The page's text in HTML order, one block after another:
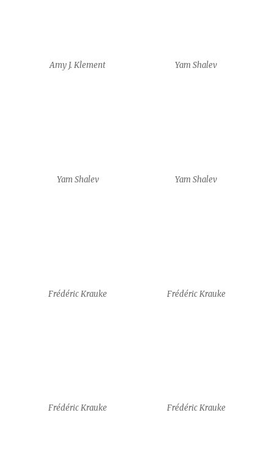
Frédéric Krauke Frédéric Krauke
Frédéric Krauke Frédéric Krauke
Frédéric Krauke Frédéric Krauke
Frédéric Krauke Frédéric Krauke